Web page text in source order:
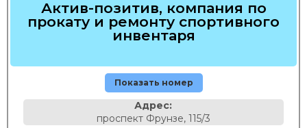
Актив-позитив, компания по
прокату и ремонту спортивного
инвентаря
Показать номер
Адрес:
проспект Фрунзе, 115/3